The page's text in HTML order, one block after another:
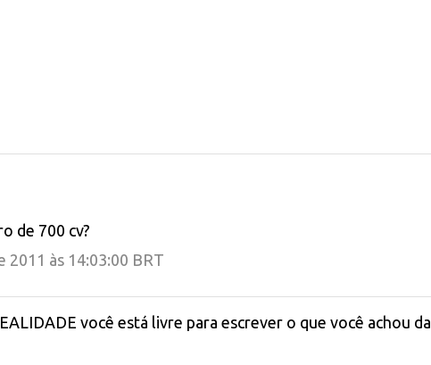
de 700 cv?
às 14:03:00 BRT
você está livre para escrever o que você achou da